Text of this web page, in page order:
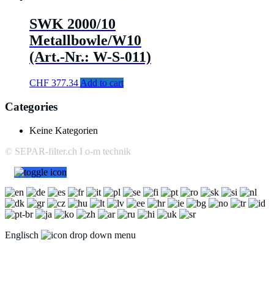
SWK 2000/10
Metallbowle/W10
(Art.-Nr.: W-S-011)
CHF 377.34 Add to cart
Categories
Keine Kategorien
© SEPAR-filter.ch I o-m technik
Englisch